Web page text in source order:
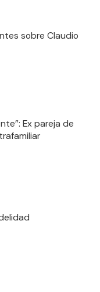
sobre Claudio
Ex pareja de